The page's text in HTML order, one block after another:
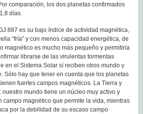
comparación, los dos planetas confirmados
días.
887 es su bajo índice de actividad magnética,
“fría” y con menos capacidad energética, de
magnético es mucho más pequeño y permitiría
librarse de las virulentas tormentas
en el Sistema Solar sí reciben otros mundo y
Sólo hay que tener en cuenta que los planetas
fuertes campos magnéticos. La Tierra y
nuestro mundo tiene un núcleo muy activo y
campo magnético que permite la vida, mientras
por la debilidad de su escaso campo